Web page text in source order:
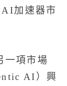
加速器市
一項市場
AI）興